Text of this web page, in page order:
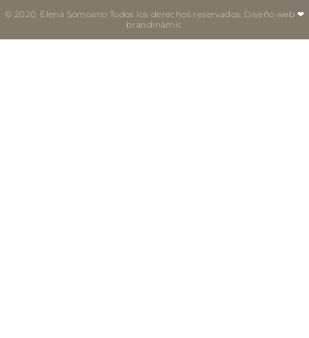
© 2020. Elena Somoano Todos los derechos reservados. Diseño web ❤
brandinàmic